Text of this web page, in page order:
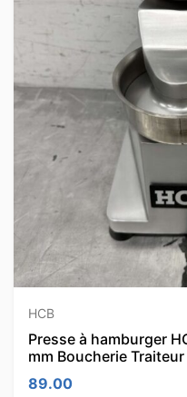
HCB
Presse à hamburger
mm Boucherie Traiteur
89.00